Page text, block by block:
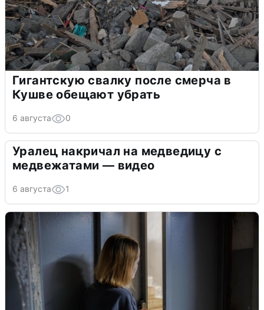
Гигантскую свалку после смерча в
Кушве обещают убрать
6 августа 0
Уралец накричал на медведицу с
медвежатами — видео
6 августа 1